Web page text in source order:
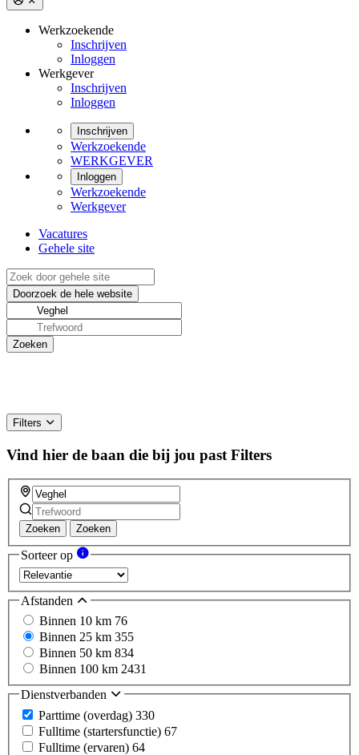
Werkzoekende
Inschrijven
Inloggen
Werkgever
Inschrijven
Inloggen
Inschrijven
Werkzoekende
WERKGEVER
Inloggen
Werkzoekende
Werkgever
Vacatures
Gehele site
Filters
Vind hier de baan die bij jou past Filters
Zoeken Zoeken
Sorteer op
Afstanden
Binnen 10 km 76
Binnen 25 km 355
Binnen 50 km 834
Binnen 100 km 2431
Dienstverbanden
Parttime (overdag) 330
Fulltime (startersfunctie) 67
Fulltime (ervaren) 64